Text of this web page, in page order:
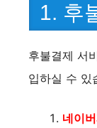
1. 후
후불결제 서
입하실 수 있
네이